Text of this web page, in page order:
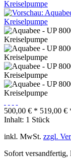
500,00 € * 519,00 €
Inhalt: 1 Stück
inkl. MwSt. zzgl.
Sofort